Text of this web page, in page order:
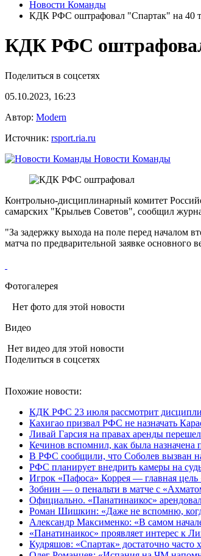
Новости Команды
КДК РФС оштрафовал "Спартак" на 40
КДК РФС
Поделиться в соцсетях
05.10.2023, 16:23
Автор: Modern
Источник: rsport.ria.ru
Новости Команды
Контрольно-дисциплинарный комитет
самарских "Крыльев Советов", сообщил
"За задержку выхода на поле перед началом
матча по предварительной заявке основного
Фотогалерея
Нет фото для этой новости
Видео
Нет видео для этой новости
Поделиться в соцсетях
Похожие новости:
КДК РФС 23 июля рассмотрит
Кахигао призвал РФС не назначать
Ливай Гарсия на правах аренды
Кечинов вспомнил, как была
В РФС сообщили, что Соболев вызван
РФС планирует внедрить камеры на
Игрок «Пафоса» Коррея — главная
Зобнин — о пенальти в матче с
Официально. «Панатинаикос»
Роман Шишкин: «Даже не вспомню,
Александр Максименко: «В самом
«Панатинаикос» проявляет интерес к
Кудряшов: «Спартак» достаточно часто